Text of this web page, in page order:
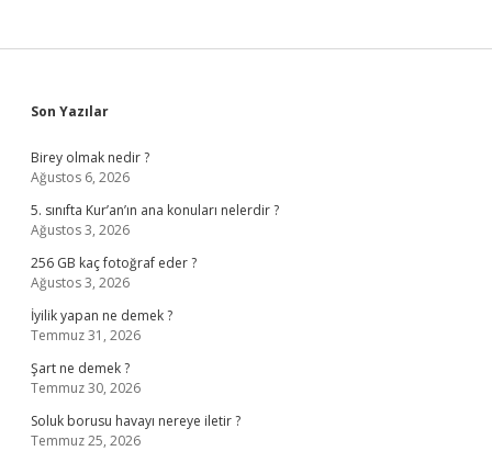
Sidebar
Son Yazılar
Birey olmak nedir ?
Ağustos 6, 2026
5. sınıfta Kur’an’ın ana konuları nelerdir ?
Ağustos 3, 2026
256 GB kaç fotoğraf eder ?
Ağustos 3, 2026
İyilik yapan ne demek ?
Temmuz 31, 2026
Şart ne demek ?
Temmuz 30, 2026
Soluk borusu havayı nereye iletir ?
Temmuz 25, 2026